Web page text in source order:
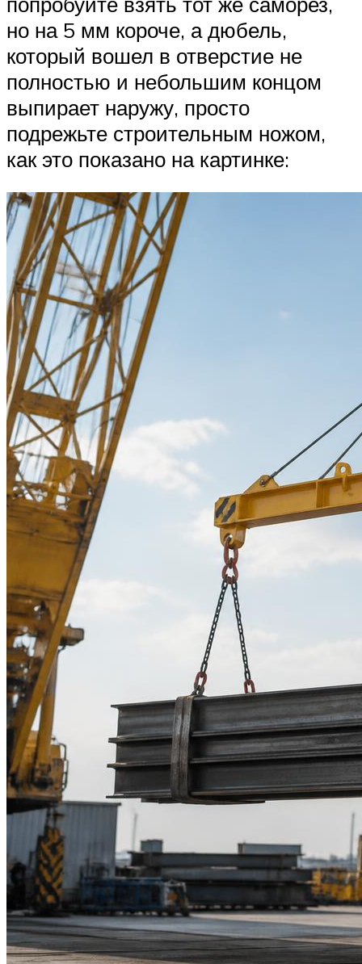
но на 5 мм короче, а дюбель,
который вошел в отверстие не
полностью и небольшим концом
выпирает наружу, просто
подрежьте строительным ножом,
как это показано на картинке: